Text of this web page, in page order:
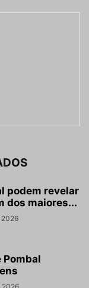
podem revelar
dos maiores...
2026
Pombal